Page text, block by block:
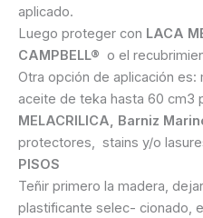
aplicado.
Luego proteger con LACA
CAMPBELL® o el
Otra opción de aplicación es:
aceite de teka hasta 60 cm3
MELACRILICA, Barniz
protectores, stains y/o
PISOS
Teñir primero la madera,
plastificante selec- cionado,